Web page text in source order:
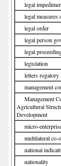
legal
legal measures
legal order
legal person
legal
legislation
letters rogatory
management
Management
Agricultural
Development
micro-
multilateral co-
national
nationality